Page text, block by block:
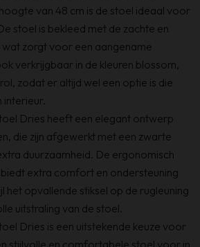
van 48 cm is de stoel ideaal voor
stoel is bekleed met de zachte en
zorgt voor een aangename
verkrijgbaar in de kleuren blossom,
zodat er altijd wel een optie is die
interieur.
Dries heeft een elegant ontwerp
die zijn afgewerkt met een zwarte
duurzaamheid. De ergonomisch
extra comfort en ondersteuning
het opvallende stiksel op de rugleuning
uitstraling van de stoel.
Dries is een uitstekende keuze voor
stijlvolle en comfortabele stoel voor in